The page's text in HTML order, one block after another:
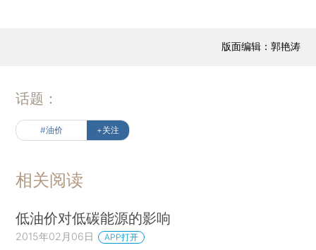
版面编辑：郭艳涛
话题：
#油价 +关注
相关阅读
低油价对低碳能源的影响
2015年02月06日 APP打开